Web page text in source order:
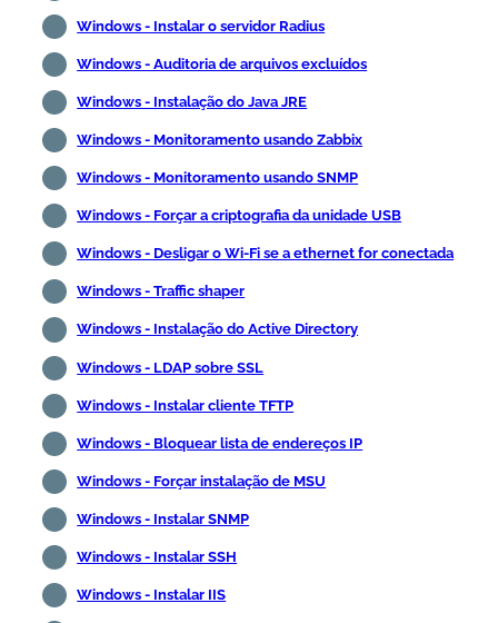
Windows - Instalar o servidor Radius
Windows - Auditoria de arquivos excluídos
Windows - Instalação do Java JRE
Windows - Monitoramento usando Zabbix
Windows - Monitoramento usando SNMP
Windows - Forçar a criptografia da unidade USB
Windows - Desligar o Wi-Fi se a ethernet for conectada
Windows - Traffic shaper
Windows - Instalação do Active Directory
Windows - LDAP sobre SSL
Windows - Instalar cliente TFTP
Windows - Bloquear lista de endereços IP
Windows - Forçar instalação de MSU
Windows - Instalar SNMP
Windows - Instalar SSH
Windows - Instalar IIS